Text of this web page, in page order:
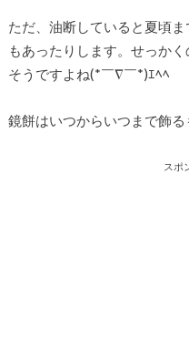
ただ、油断していると夏頃
もあったりします。せっか
そうですよね(*￣∇￣*)ｴﾍﾍ
鏡餅はいつからいつまで飾
スポ